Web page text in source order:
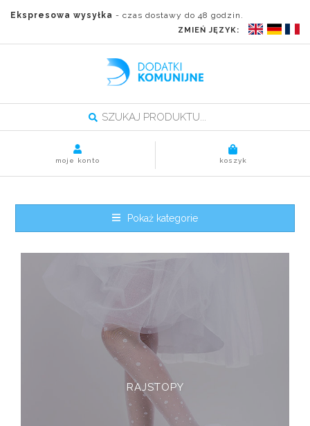
Ekspresowa wysyłka - czas dostawy do 48 godzin.
ZMIEŃ JĘZYK:
koszyk
moje konto
Pokaż kategorie
RAJSTOPY